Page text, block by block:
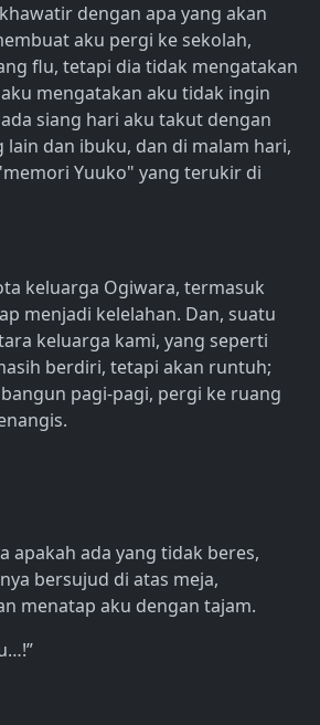
dengan apa yang akan
aku pergi ke sekolah,
flu, tetapi dia tidak mengatakan
mengatakan aku tidak ingin
siang hari aku takut dengan
lain dan ibuku, dan di malam hari,
Yuuko" yang terukir di
keluarga Ogiwara, termasuk
menjadi kelelahan. Dan, suatu
keluarga kami, yang seperti
berdiri, tetapi akan runtuh;
pagi-pagi, pergi ke ruang
apakah ada yang tidak beres,
bersujud di atas meja,
menatap aku dengan tajam.